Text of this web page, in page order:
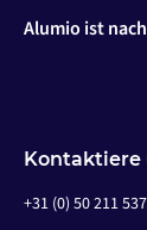
Alumio ist
Kontaktiere
+31 (0) 50 211